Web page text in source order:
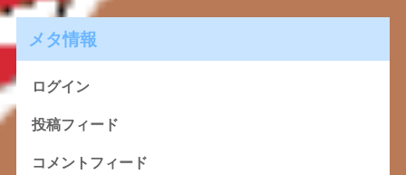
メタ情報
ログイン
投稿フィード
コメントフィード